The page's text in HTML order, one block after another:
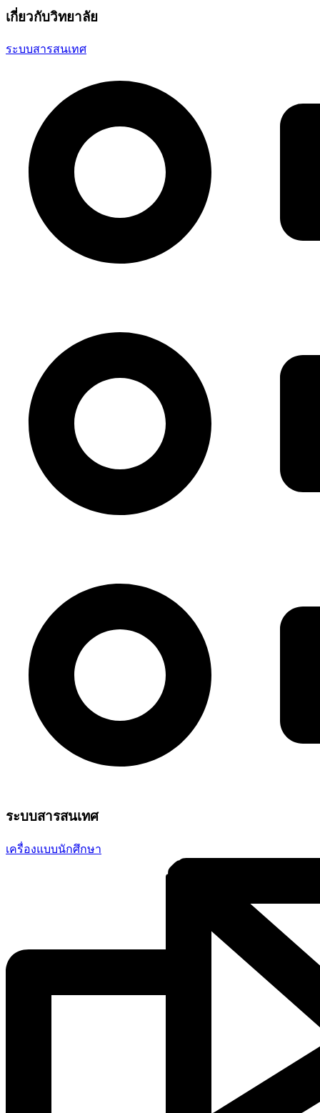
เกี่ยวกับวิทยาลัย
ระบบสารสนเทศ
ระบบสารสนเทศ
เครื่องแบบนักศึกษา